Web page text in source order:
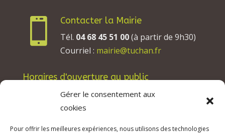
Gérer le consentement aux
cookies
Pour offrir les meilleures expériences, nous utilisons des technologies

Contacter la Mairie
Tél. 04 68 45 51 00(à partir de 9h30)
Courriel : mairie@tuchan.fr
Horaires d'ouverture au public
Les lundis, mardis et jeudis : de 8h à 12h et de
13h30 à 17h30.